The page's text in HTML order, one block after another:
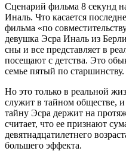
Сценарий фильма 8 секунд
Иналь. Что касается
фильма «по
девушка Эсра Иналь из
сны и все представляет в
посещают с детства. Это
семье пятый по старшинству.
Но это только в реальной
служит в тайном обществе,
тайну Эсра держит на
считает, что ее признают
девятнадцатилетнего
большего эффекта.